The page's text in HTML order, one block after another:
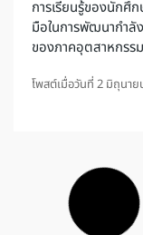
การเรียนรู้ของนักศึ
มือในการพัฒนากำ
ของภาคอุตสาหกรร
โพสต์เมื่อวันที่ 2 มิถุนาย